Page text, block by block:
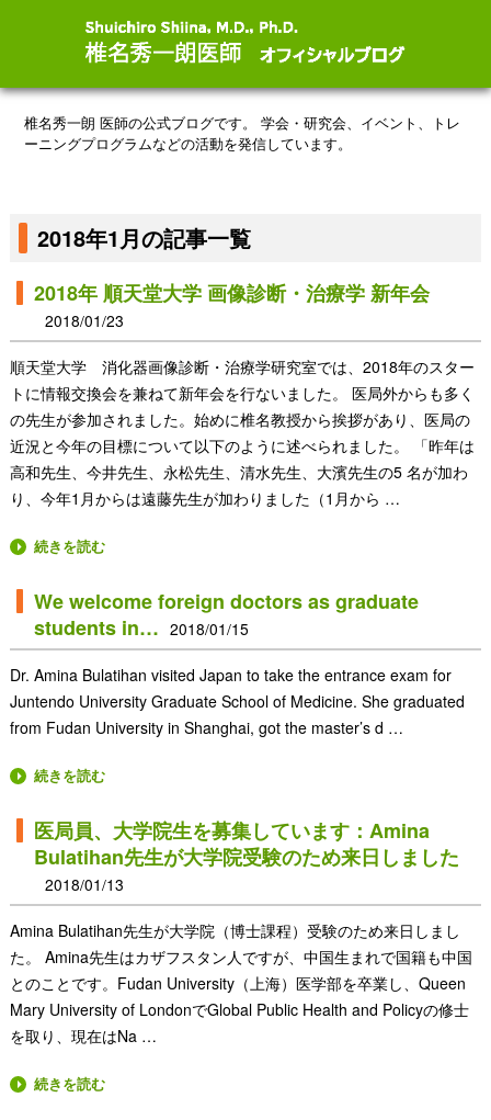
椎名秀一朗 医師の公式ブログです。
学会・研究会、イベント、トレ
ーニングプログラムなどの活動を発信しています。
2018年1月の記事一覧
2018年 順天堂大学 画像診断・治療学 新年会
2018/01/23
順天堂大学 消化器画像診断・治療学研究室では、2018年のスター
トに情報交換会を兼ねて新年会を行ないました。 医局外からも多く
の先生が参加されました。始めに椎名教授から挨拶があり、医局の
近況と今年の目標について以下のように述べられました。 「昨年は
高和先生、今井先生、永松先生、清水先生、大濱先生の5 名が加わ
り、今年1月からは遠藤先生が加わりました（1月から …
続きを読む
We welcome foreign doctors as graduate
students in… 2018/01/15
Dr. Amina Bulatihan visited Japan to take the entrance exam for
Juntendo University Graduate School of Medicine. She graduated
from Fudan University in Shanghai, got the master’s d …
続きを読む
医局員、大学院生を募集しています：Amina
Bulatihan先生が大学院受験のため来日しました
2018/01/13
Amina Bulatihan先生が大学院（博士課程）受験のため来日しまし
た。 Amina先生はカザフスタン人ですが、中国生まれで国籍も中国
とのことです。Fudan University（上海）医学部を卒業し、Queen
Mary University of LondonでGlobal Public Health and Policyの修士
を取り、現在はNa …
続きを読む